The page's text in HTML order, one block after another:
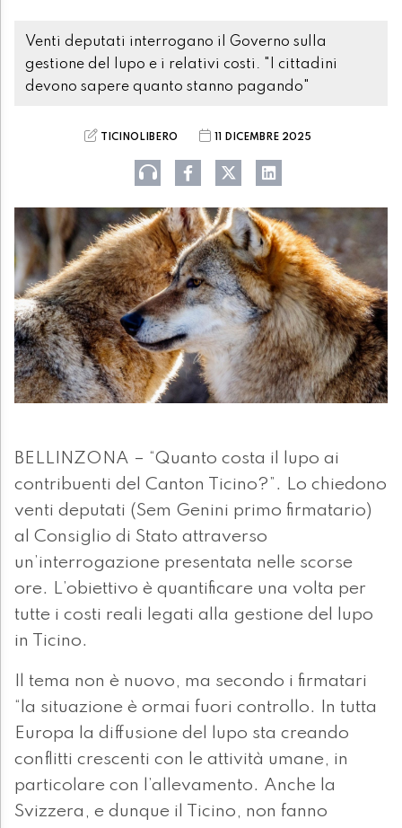
Venti deputati interrogano il Governo sulla
gestione del lupo e i relativi costi. "I cittadini
devono sapere quanto stanno pagando"
TICINOLIBERO 11 DICEMBRE 2025
BELLINZONA – “Quanto costa il lupo ai
contribuenti del Canton Ticino?”. Lo chiedono
venti deputati (Sem Genini primo firmatario)
al Consiglio di Stato attraverso
un’interrogazione presentata nelle scorse
ore. L’obiettivo è quantificare una volta per
tutte i costi reali legati alla gestione del lupo
in Ticino.
Il tema non è nuovo, ma secondo i firmatari
“la situazione è ormai fuori controllo. In tutta
Europa la diffusione del lupo sta creando
conflitti crescenti con le attività umane, in
particolare con l’allevamento. Anche la
Svizzera, e dunque il Ticino, non fanno